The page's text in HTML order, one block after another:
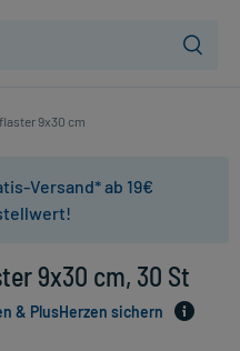
9x30 cm
Versand* ab 19€
9x30 cm, 30 St
& PlusHerzen sichern